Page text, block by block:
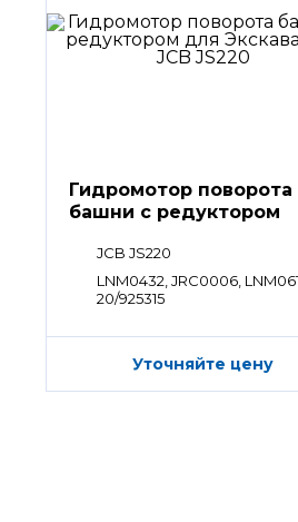
Гидромотор поворота
башни с редуктором
JCB JS220
LNM0432, JRC0006,
20/925315
Уточняйте цену